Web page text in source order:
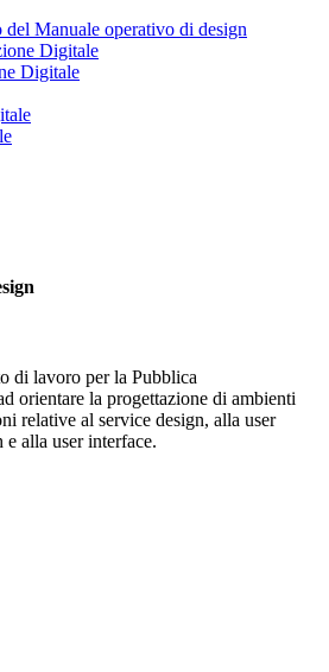
del Manuale operativo di design
Digitale
di lavoro per la Pubblica
orientare la progettazione di ambienti
relative al service design, alla user
e alla user interface.